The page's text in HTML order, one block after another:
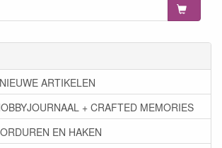
ARTIKELEN
+ CRAFTED MEMORIES
EN HAKEN